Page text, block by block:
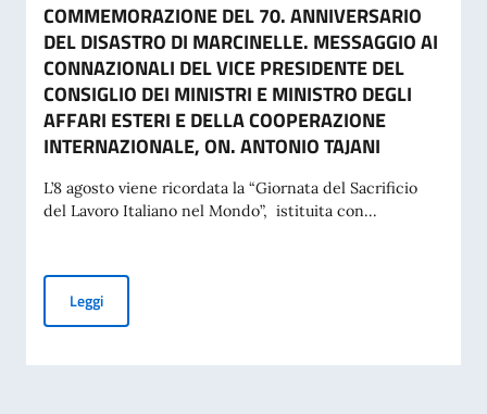
COMMEMORAZIONE DEL 70. ANNIVERSARIO
DEL DISASTRO DI MARCINELLE. MESSAGGIO AI
CONNAZIONALI DEL VICE PRESIDENTE DEL
CONSIGLIO DEI MINISTRI E MINISTRO DEGLI
AFFARI ESTERI E DELLA COOPERAZIONE
INTERNAZIONALE, ON. ANTONIO TAJANI
L’8 agosto viene ricordata la “Giornata del Sacrificio
del Lavoro Italiano nel Mondo”, istituita con...
LeggiCOMMEMORAZIONE DEL 70. ANNIVERSARIO DEL